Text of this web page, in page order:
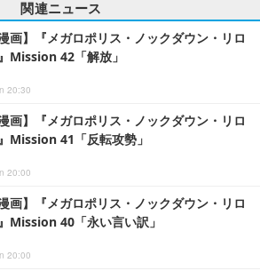
関連ニュース
画】『メガロポリス・ノックダウン・リロ
Mission 42「解放」
20:30
画】『メガロポリス・ノックダウン・リロ
Mission 41「反転攻勢」
20:00
画】『メガロポリス・ノックダウン・リロ
Mission 40「永い言い訳」
20:00